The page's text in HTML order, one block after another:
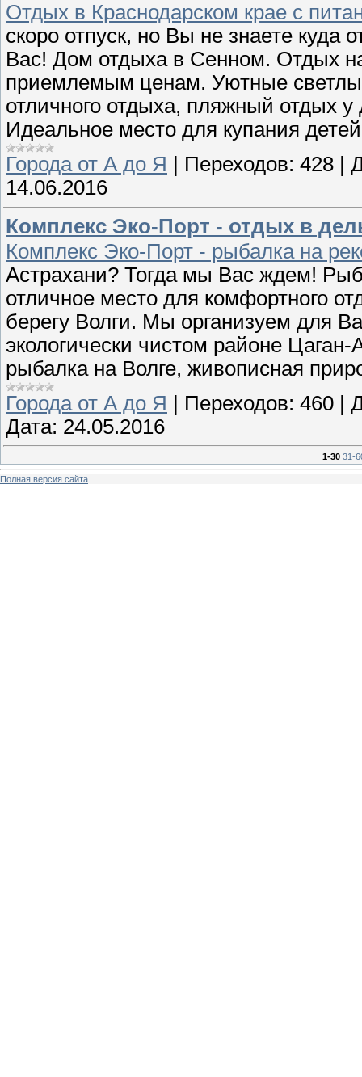
Отдых в Краснодарском крае с
скоро отпуск, но Вы не знаете куда
Вас! Дом отдыха в Сенном. Отдых
приемлемым ценам. Уютные
отличного отдыха, пляжный отдых
Идеальное место для купания
Города от А до Я
Переходов: 428
14.06.2016
Комплекс Эко-Порт - отдых в
Комплекс Эко-Порт - рыбалка на
Астрахани? Тогда мы Вас ждем!
отличное место для комфортного
берегу Волги. Мы организуем для
экологически чистом районе
рыбалка на Волге, живописная
Города от А до Я
Переходов: 460
Дата: 24.05.2016
1-30 31-
Полная версия сайта